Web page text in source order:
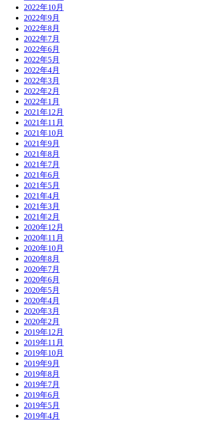
2022年10月
2022年9月
2022年8月
2022年7月
2022年6月
2022年5月
2022年4月
2022年3月
2022年2月
2022年1月
2021年12月
2021年11月
2021年10月
2021年9月
2021年8月
2021年7月
2021年6月
2021年5月
2021年4月
2021年3月
2021年2月
2020年12月
2020年11月
2020年10月
2020年8月
2020年7月
2020年6月
2020年5月
2020年4月
2020年3月
2020年2月
2019年12月
2019年11月
2019年10月
2019年9月
2019年8月
2019年7月
2019年6月
2019年5月
2019年4月